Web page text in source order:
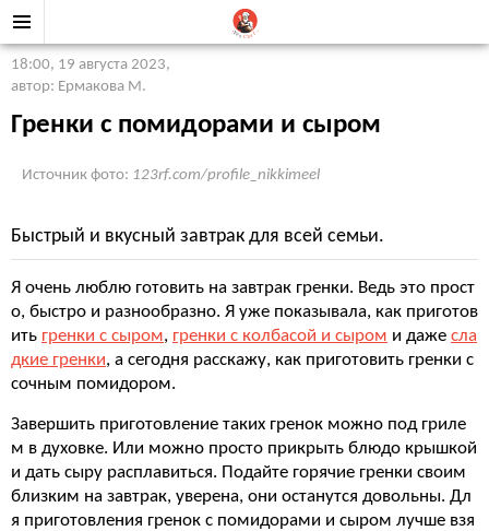
18:00, 19 августа 2023,
автор: Ермакова М.
Гренки с помидорами и сыром
Источник фото: 123rf.com/profile_nikkimeel
Быстрый и вкусный завтрак для всей семьи.
Я очень люблю готовить на завтрак гренки. Ведь это прост
о, быстро и разнообразно. Я уже показывала, как приготов
ить гренки с сыром, гренки с колбасой и сыром и даже сла
дкие гренки, а сегодня расскажу, как приготовить гренки с
сочным помидором.
Завершить приготовление таких гренок можно под гриле
м в духовке. Или можно просто прикрыть блюдо крышкой
и дать сыру расплавиться. Подайте горячие гренки своим
близким на завтрак, уверена, они останутся довольны. Дл
я приготовления гренок с помидорами и сыром лучше взя